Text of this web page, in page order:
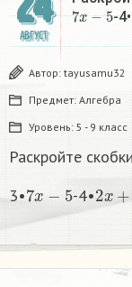
АВГУСТ
7 -4•
Автор: tayusamu32
Предмет: Алгебра
Уровень: 5 - 9 класс
Раскройте
3•7 -4•2